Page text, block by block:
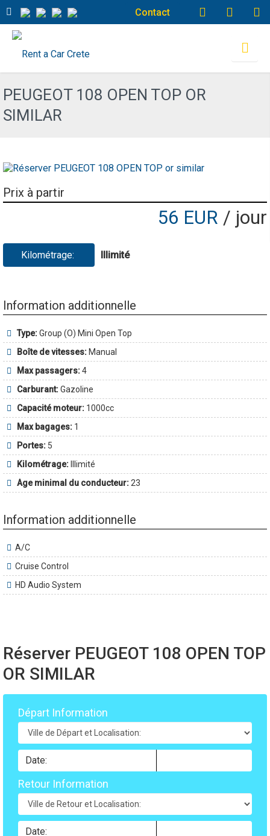
Contact
PEUGEOT 108 OPEN TOP OR
SIMILAR
Prix à partir
56 EUR / jour
Kilométrage: Illimité
Information additionnelle
Type:Group (O) Mini Open Top
Boîte de vitesses: Manual
Max passagers:4
Carburant:Gazoline
Capacité moteur: 1000cc
Max bagages: 1
Portes: 5
Kilométrage:
Illimité
Age minimal du conducteur: 23
Information additionnelle
A/C
Cruise Control
HD Audio System
Réserver PEUGEOT 108 OPEN TOP
OR SIMILAR
Départ Information
Retour Information